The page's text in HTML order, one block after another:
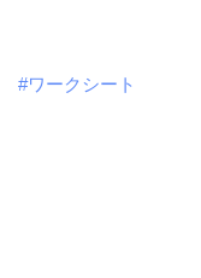
#ワークシート